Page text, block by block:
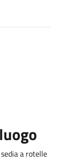
a rotelle